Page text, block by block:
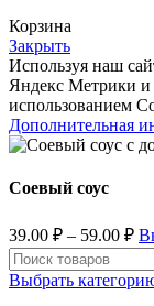
Корзина
Закрыть
Используя наш
Яндекс Метрики
использованием
Дополнительная
Соевый соус
39.00 ₽ – 59.00 ₽
Выбрать